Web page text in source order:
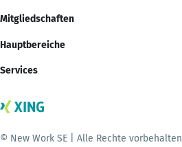
Mitgliedschaften
Hauptbereiche
Services
© New Work SE | Alle Rechte vorbehalten